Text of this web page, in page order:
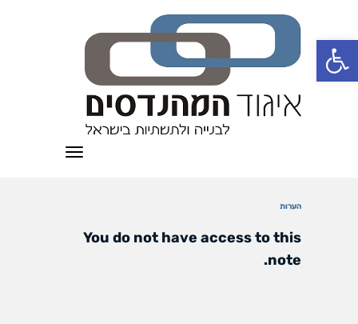
פתח סרגל נגישות
תפריט
הערות
You do not have access to this
note.